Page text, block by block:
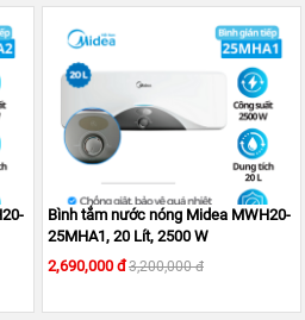
hoặc quẹt thẻ
Bình tắm nước nóng Midea MWH20-
25MHA1, 20 Lít, 2500 W
2,690,000 đ3,200,000 đ